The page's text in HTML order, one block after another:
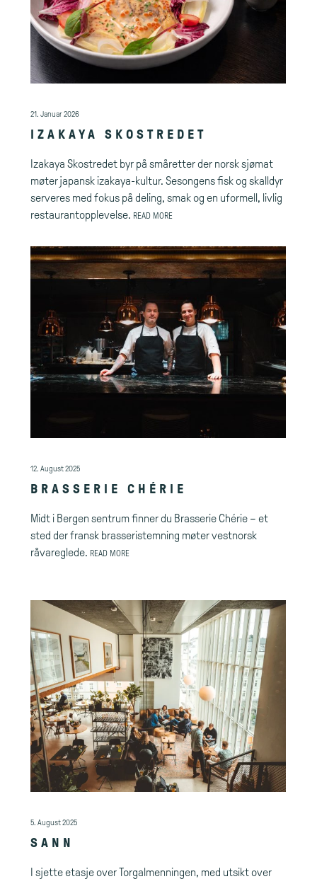
21. Januar 2026
IZAKAYA SKOSTREDET
Izakaya Skostredet byr på småretter der norsk sjømat
møter japansk izakaya-kultur. Sesongens fisk og skalldyr
serveres med fokus på deling, smak og en uformell, livlig
restaurantopplevelse. READ MORE
12. August 2025
BRASSERIE CHÉRIE
Midt i Bergen sentrum finner du Brasserie Chérie – et
sted der fransk brasseristemning møter vestnorsk
råvareglede. READ MORE
5. August 2025
SANN
I sjette etasje over Torgalmenningen, med utsikt over